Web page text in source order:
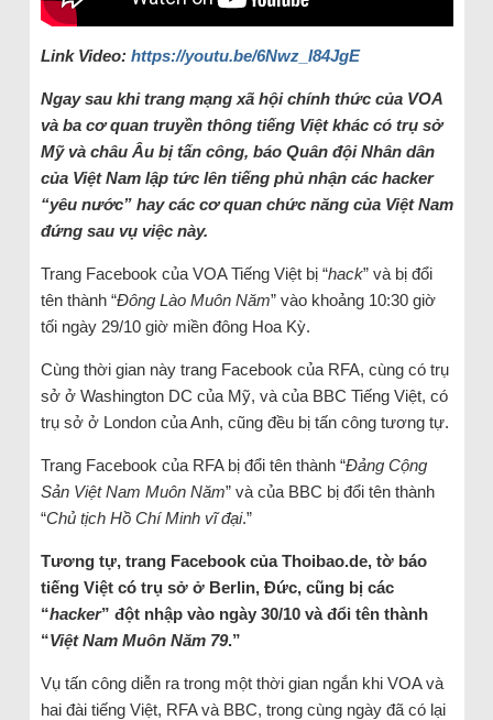
Link Video: https://youtu.be/6Nwz_I84JgE
Ngay sau khi trang mạng xã hội chính thức của VOA
và ba cơ quan truyền thông tiếng Việt khác có trụ sở
Mỹ và châu Âu bị tấn công, báo Quân đội Nhân dân
của Việt Nam lập tức lên tiếng phủ nhận các hacker
“yêu nước” hay các cơ quan chức năng của Việt Nam
đứng sau vụ việc này.
Trang Facebook của VOA Tiếng Việt bị “hack” và bị đổi
tên thành “Đông Lào Muôn Năm” vào khoảng 10:30 giờ
tối ngày 29/10 giờ miền đông Hoa Kỳ.
Cùng thời gian này trang Facebook của RFA, cùng có trụ
sở ở Washington DC của Mỹ, và của BBC Tiếng Việt, có
trụ sở ở London của Anh, cũng đều bị tấn công tương tự.
Trang Facebook của RFA bị đổi tên thành “Đảng Cộng
Sản Việt Nam Muôn Năm” và của BBC bị đổi tên thành
“Chủ tịch Hồ Chí Minh vĩ đại.”
Tương tự, trang Facebook của Thoibao.de, tờ báo
tiếng Việt có trụ sở ở Berlin, Đức, cũng bị các
“hacker” đột nhập vào ngày 30/10 và đổi tên thành
“Việt Nam Muôn Năm 79.”
Vụ tấn công diễn ra trong một thời gian ngắn khi VOA và
hai đài tiếng Việt, RFA và BBC, trong cùng ngày đã có lại